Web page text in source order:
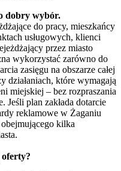
dobry wybór.
do pracy, mieszkańcy
usługowych, klienci
przez miasto
wykorzystać zarówno do
zasięgu na obszarze całej
działaniach, które wymagają
miejskiej – bez rozpraszania
plan zakłada dotarcie
reklamowe w Żaganiu
kilka
oferty?